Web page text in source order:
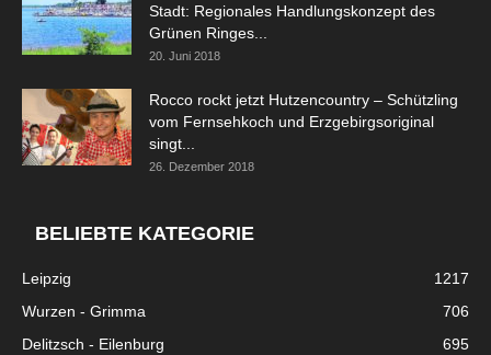
Stadt: Regionales Handlungskonzept des
Grünen Ringes...
20. Juni 2018
Rocco rockt jetzt Hutzencountry – Schützling
vom Fernsehkoch und Erzgebirgsoriginal
singt...
26. Dezember 2018
BELIEBTE KATEGORIE
Leipzig
1217
Wurzen - Grimma
706
Delitzsch - Eilenburg
695